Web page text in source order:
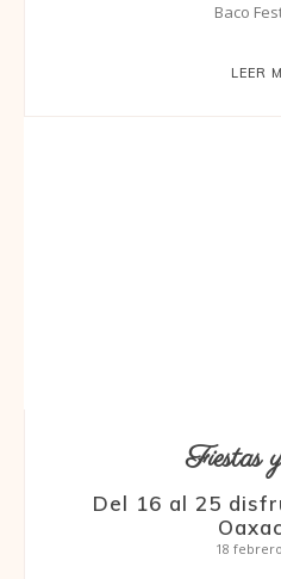
Baco
LEER
Fiestas
Del 16 al 25
18